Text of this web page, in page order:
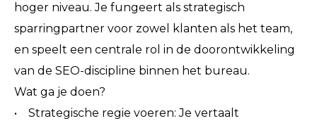
hoger niveau. Je fungeert als strategisch
sparringpartner voor zowel klanten als het team,
en speelt een centrale rol in de doorontwikkeling
van de SEO-discipline binnen het bureau.
Wat ga je doen?
• Strategische regie voeren: Je vertaalt